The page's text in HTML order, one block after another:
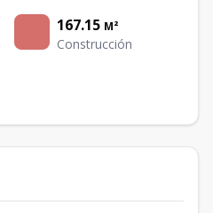
167.15 M²
Construcción